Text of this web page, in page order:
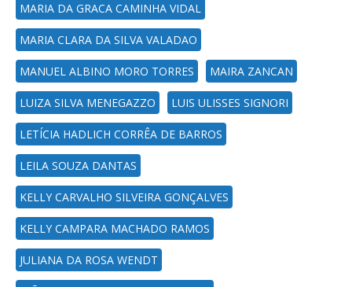
MARIA DA GRACA CAMINHA VIDAL
MARIA CLARA DA SILVA VALADAO
MANUEL ALBINO MORO TORRES MAIRA ZANCAN
LUIZA SILVA MENEGAZZO LUIS ULISSES SIGNORI
LETÍCIA HADLICH CORRÊA DE BARROS
LEILA SOUZA DANTAS
KELLY CARVALHO SILVEIRA GONÇALVES
KELLY CAMPARA MACHADO RAMOS
JULIANA DA ROSA WENDT